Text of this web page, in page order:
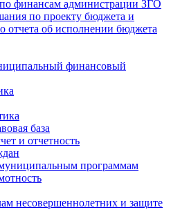
финансам администрации ЗГО
по проекту бюджета и
отчета об исполнении бюджета
финансовый
база
и отчетность
программам
несовершеннолетних и защите